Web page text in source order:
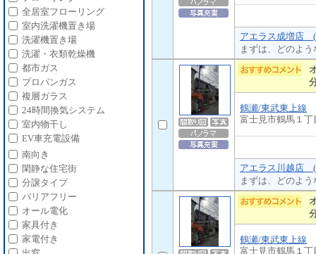
アエラス成増店 (
まずは、どのよ
鶴瀬/東武東上線
富士見市鶴馬１丁
アエラス川越店 (
まずは、どのよ
鶴瀬/東武東上線
富士見市鶴馬１丁
全居室フローリング
室内洗濯機置き場
洗濯機置き場
洗濯・衣類乾燥機
都市ガス
プロパンガス
複層ガラス
24時間換気システム
室内物干し
EV車充電設備
南向き
閑静な住宅街
分譲タイプ
バリアフリー
オール電化
家具付き
家電付き